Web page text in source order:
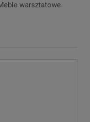
warsztatowe